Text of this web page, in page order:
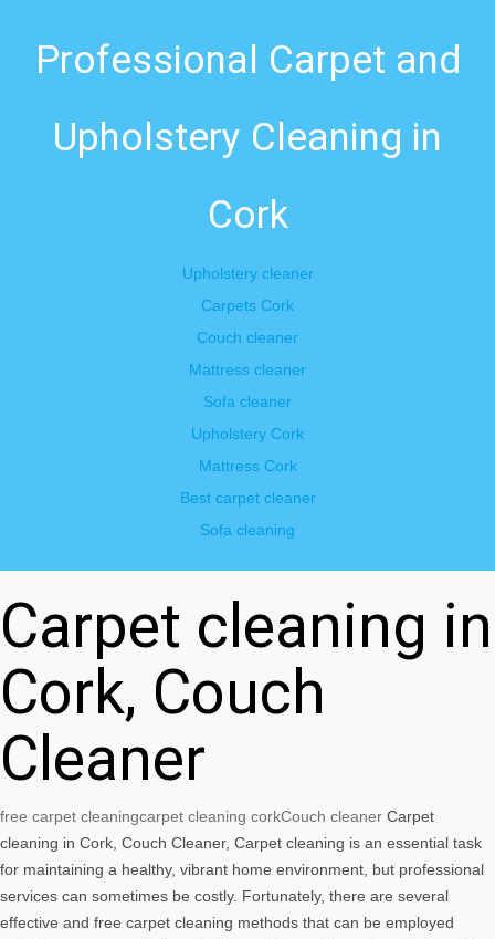
Professional Carpet and
Upholstery Cleaning in
Cork
Upholstery cleaner
Carpets Cork
Couch cleaner
Mattress cleaner
Sofa cleaner
Upholstery Cork
Mattress Cork
Best carpet cleaner
Sofa cleaning
Carpet cleaning in
Cork, Couch
Cleaner
free carpet cleaningcarpet cleaning corkCouch cleaner Carpet
cleaning in Cork, Couch Cleaner, Carpet cleaning is an essential task
for maintaining a healthy, vibrant home environment, but professional
services can sometimes be costly. Fortunately, there are several
effective and free carpet cleaning methods that can be employed